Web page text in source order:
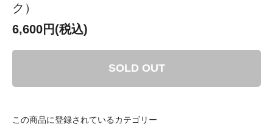
ク）
6,600円(税込)
SOLD OUT
この商品に登録されているカテゴリー